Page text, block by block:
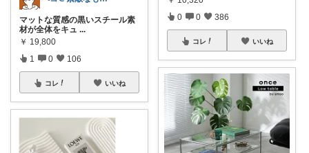
マットな質感の黒いスチール素
材が全体をキュ ...
￥ 19,800
1 0 106
コレ いいね
0 0 386
コレ いいね